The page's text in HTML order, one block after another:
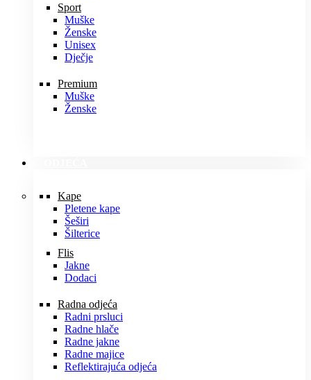
Sport
Muške
Ženske
Unisex
Dječje
Premium
Muške
Ženske
Kape
Pletene kape
Šeširi
Šilterice
Flis
Jakne
Dodaci
Radna odjeća
Radni prsluci
Radne hlače
Radne jakne
Radne majice
Reflektirajuća odjeća